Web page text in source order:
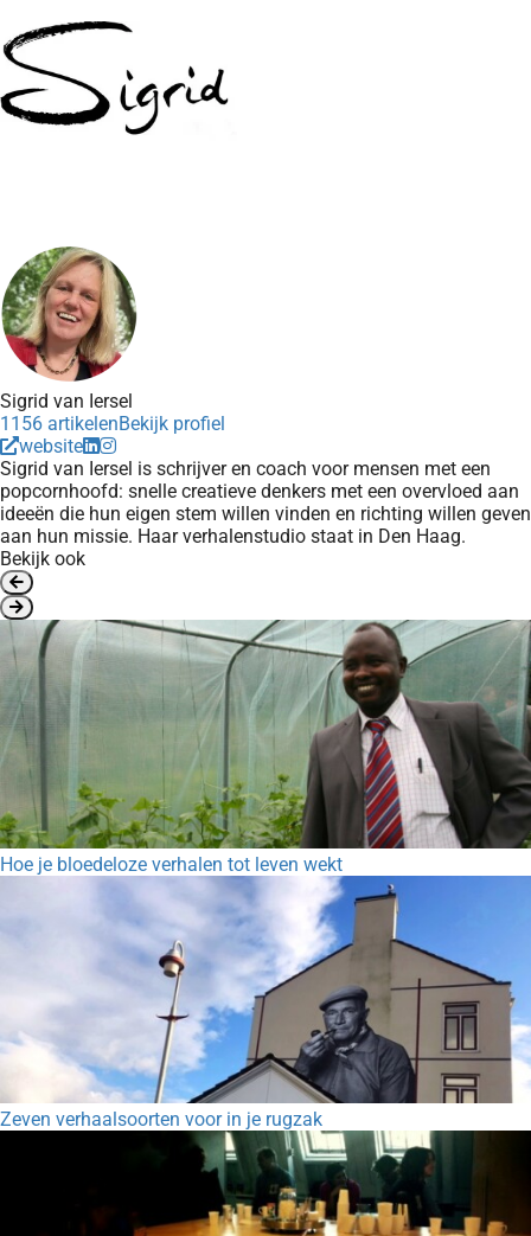
Sigrid van Iersel
1156 artikelenBekijk profiel
website
Sigrid van Iersel is schrijver en coach voor mensen met een
popcornhoofd: snelle creatieve denkers met een overvloed aan
ideeën die hun eigen stem willen vinden en richting willen geven
aan hun missie. Haar verhalenstudio staat in Den Haag.
Bekijk ook
Hoe je bloedeloze verhalen tot leven wekt
Zeven verhaalsoorten voor in je rugzak